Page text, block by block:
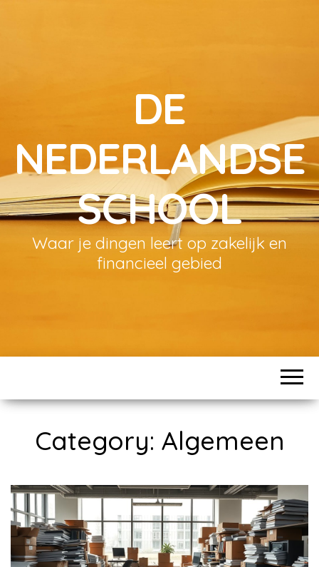
DE
NEDERLANDSE
SCHOOL
Waar je dingen leert op zakelijk en
financieel gebied
Category: Algemeen